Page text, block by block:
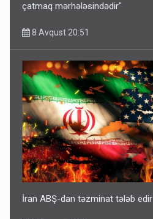
çatmaq mərhələsindədir"
8 Avqust 20:51
İran ABŞ-dan təzminat tələb edir